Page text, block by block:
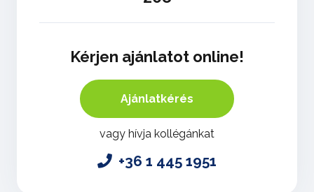
Kérjen ajánlatot online!
Ajánlatkérés
vagy hívja kollégánkat
+36 1 445 1951